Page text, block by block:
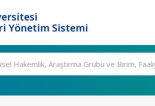
Yönetim Sistemi